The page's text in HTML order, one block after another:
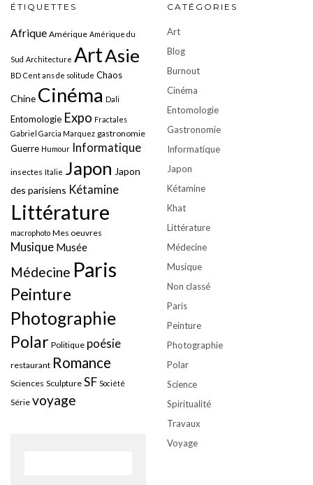
ÉTIQUETTES
Afrique Amérique Amérique du
Sud Architecture ArtAsie
BD Cent ans de solitude Chaos
Chine Cinéma Dali
Entomologie Expo Fractales
Gabriel Garcia Marquez gastronomie
Guerre Humour Informatique
insectes Italie Japon Japon
des parisiens Kétamine
Littérature
macrophoto Mes oeuvres
Musique Musée
Médecine Paris
Peinture
Photographie
Polar Politique poésie
restaurant Romance
Sciences Sculpture SF Société
Série voyage
CATÉGORIES
Art
Blog
Burnout
Cinéma
Entomologie
Gastronomie
Informatique
Japon
Kétamine
Khat
Littérature
Médecine
Musique
Non classé
Paris
Peinture
Photographie
Polar
Science
Spiritualité
Travaux
Voyage